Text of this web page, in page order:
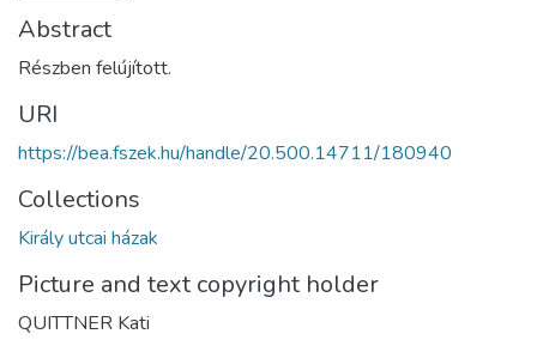
Abstract
Részben felújított.
URI
https://bea.fszek.hu/handle/20.500.14711/180940
Collections
Király utcai házak
Picture and text copyright holder
QUITTNER Kati